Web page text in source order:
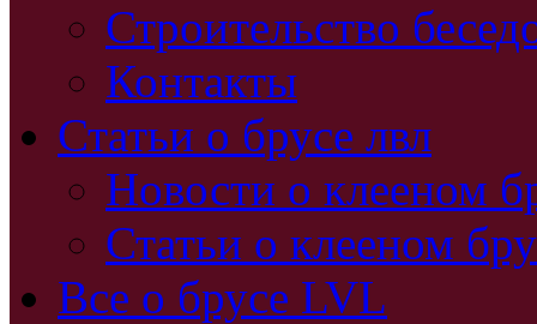
Строительство
Контакты
Статьи о брусе лвл
Новости о клееном
Статьи о клееном
Все о брусе LVL